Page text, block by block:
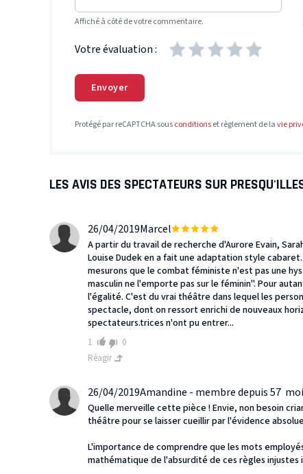
Affiché à côté de votre commentaire.
Votre évaluation :
Envoyer
Protégé par reCAPTCHA sousconditionset règlement de lavie
LES AVIS DES SPECTATEURS SUR
26/04/2019Marcel
A partir du travail de recherche d'Aurore Evain,
Louise Dudek en a fait une adaptation style
mesurons que le combat féministe n'est pas une
masculin ne l'emporte pas sur le féminin". Pour
l'égalité. C'est du vrai théâtre dans lequel les
spectacle, dont on ressort enrichi de nouveaux
spectateurs.trices n'ont pu entrer...
1
0
Réagir
26/04/2019Amandine - membre depuis 57
Quelle merveille cette pièce ! Envie, non besoin
théâtre pour se laisser cueillir par l'évidence
L'importance de comprendre que les mots
mathématique de l'absurdité de ces règles injustes